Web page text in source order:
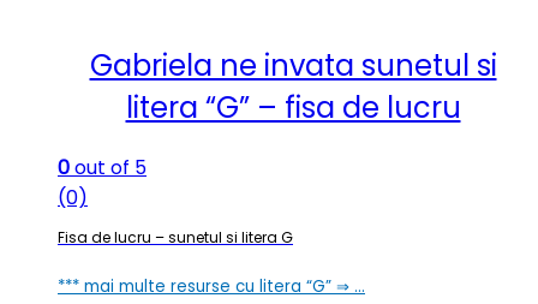
Gabriela ne invata sunetul si
litera “G” – fisa de lucru
0out of 5
(0)
Fisa de lucru – sunetul si litera G
*** mai multe resurse cu litera “G” ⇒ …